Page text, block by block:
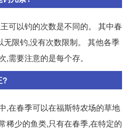
可以钓的次数是不同的。 其中春
限钓,没有次数限制。 其他各季
需要注意的是每个存。
?
,在春季可以在福斯特农场的草地
稀少的鱼类,只有在春季,在特定的